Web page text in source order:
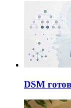
DSM